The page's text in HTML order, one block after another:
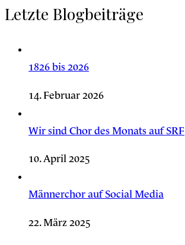
Letzte Blogbeiträge
1826 bis 2026
14. Februar 2026
Wir sind Chor des Monats auf SRF
10. April 2025
Männerchor auf Social Media
22. März 2025